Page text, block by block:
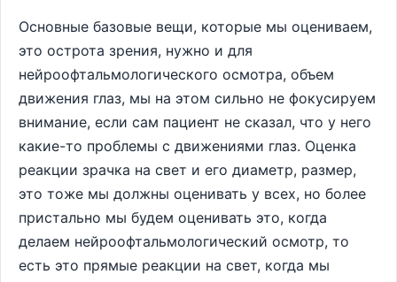
Основные базовые вещи, которые мы оцениваем,
это острота зрения, нужно и для
нейроофтальмологического осмотра, объем
движения глаз, мы на этом сильно не фокусируем
внимание, если сам пациент не сказал, что у него
какие-то проблемы с движениями глаз. Оценка
реакции зрачка на свет и его диаметр, размер,
это тоже мы должны оценивать у всех, но более
пристально мы будем оценивать это, когда
делаем нейроофтальмологический осмотр, то
есть это прямые реакции на свет, когда мы